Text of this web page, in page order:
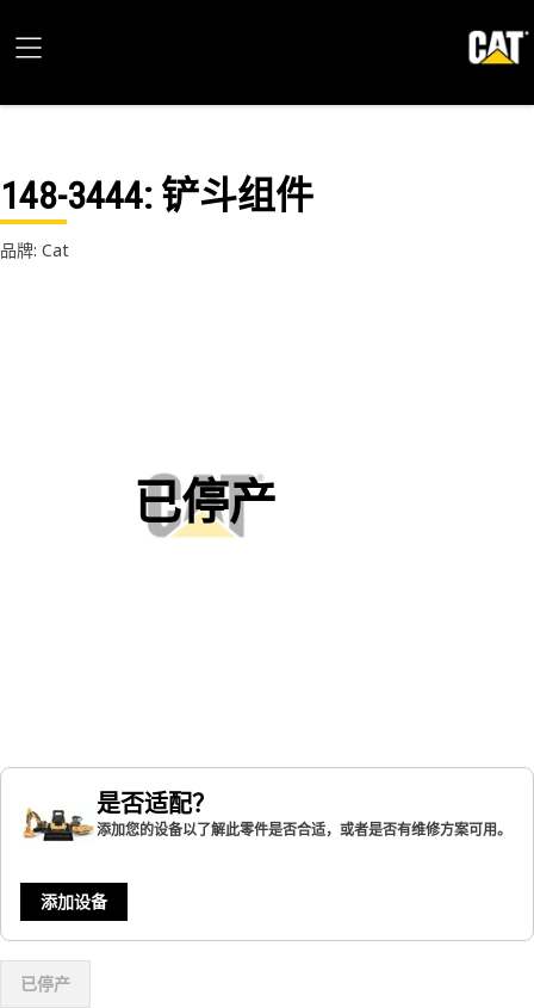
148-3444: 铲斗组件
品牌: Cat
已停产
是否适配？
添加您的设备以了解此零件是否合适，或者是否有维修方案可用。
添加设备
已停产